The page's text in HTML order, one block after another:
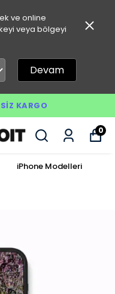
ve online
veya bölgeyi
Devam
KARGO
0
iPhone Modelleri